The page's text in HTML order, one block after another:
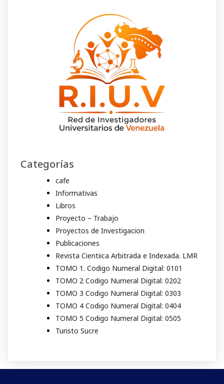
Categorías
cafe
Informativas
Libros
Proyecto – Trabajo
Proyectos de Investigacion
Publicaciones
Revista Cientiica Arbitrada e Indexada. LMR
TOMO 1. Codigo Numeral Digital: 0101
TOMO 2 Codigo Numeral Digital: 0202
TOMO 3 Codigo Numeral Digital: 0303
TOMO 4 Codigo Numeral Digital: 0404
TOMO 5 Codigo Numeral Digital: 0505
Turisto Sucre